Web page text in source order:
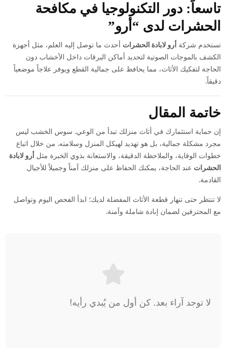
تاسعاً: دور التكنولوجيا في مكافحة
الحشرات لدى “أرو”
تستخدم شركة أرو لابادة الحشرات أحدث ما توصل إليه العلم، مثل أجهزة
الكشف بالموجات الصوتية لتحديد أماكن اليرقات داخل الأخشاب دون
الحاجة لتفكيك الأثاث، مما يحافظ على جمالية القطع ويوفر علاجاً موضعياً
دقيقاً.
خاتمة المقال
إن حماية استثمارك في أثاث منزلك تبدأ من الوعي. سوس الخشب ليس
مجرد مشكلة جمالية، بل هو تهديد لهيكل المنزل وسلامته. من خلال اتباع
خطوات الوقاية، والملاحظة الدقيقة، والاستعانة بذوي الخبرة مثل
أرو لابادة
الحشرات عند الحاجة، يمكنك الحفاظ على منزلك آمناً وجميلاً للأجيال
القادمة.
لا تنتظر حتى تنهار قطعة الأثاث المفضلة لديك؛ ابدأ الفحص اليوم وتواصل
مع المحترفين لضمان إبادة شاملة وآمنة.
لا توجد آراء بعد. كن أول من يُبدي رأيه!